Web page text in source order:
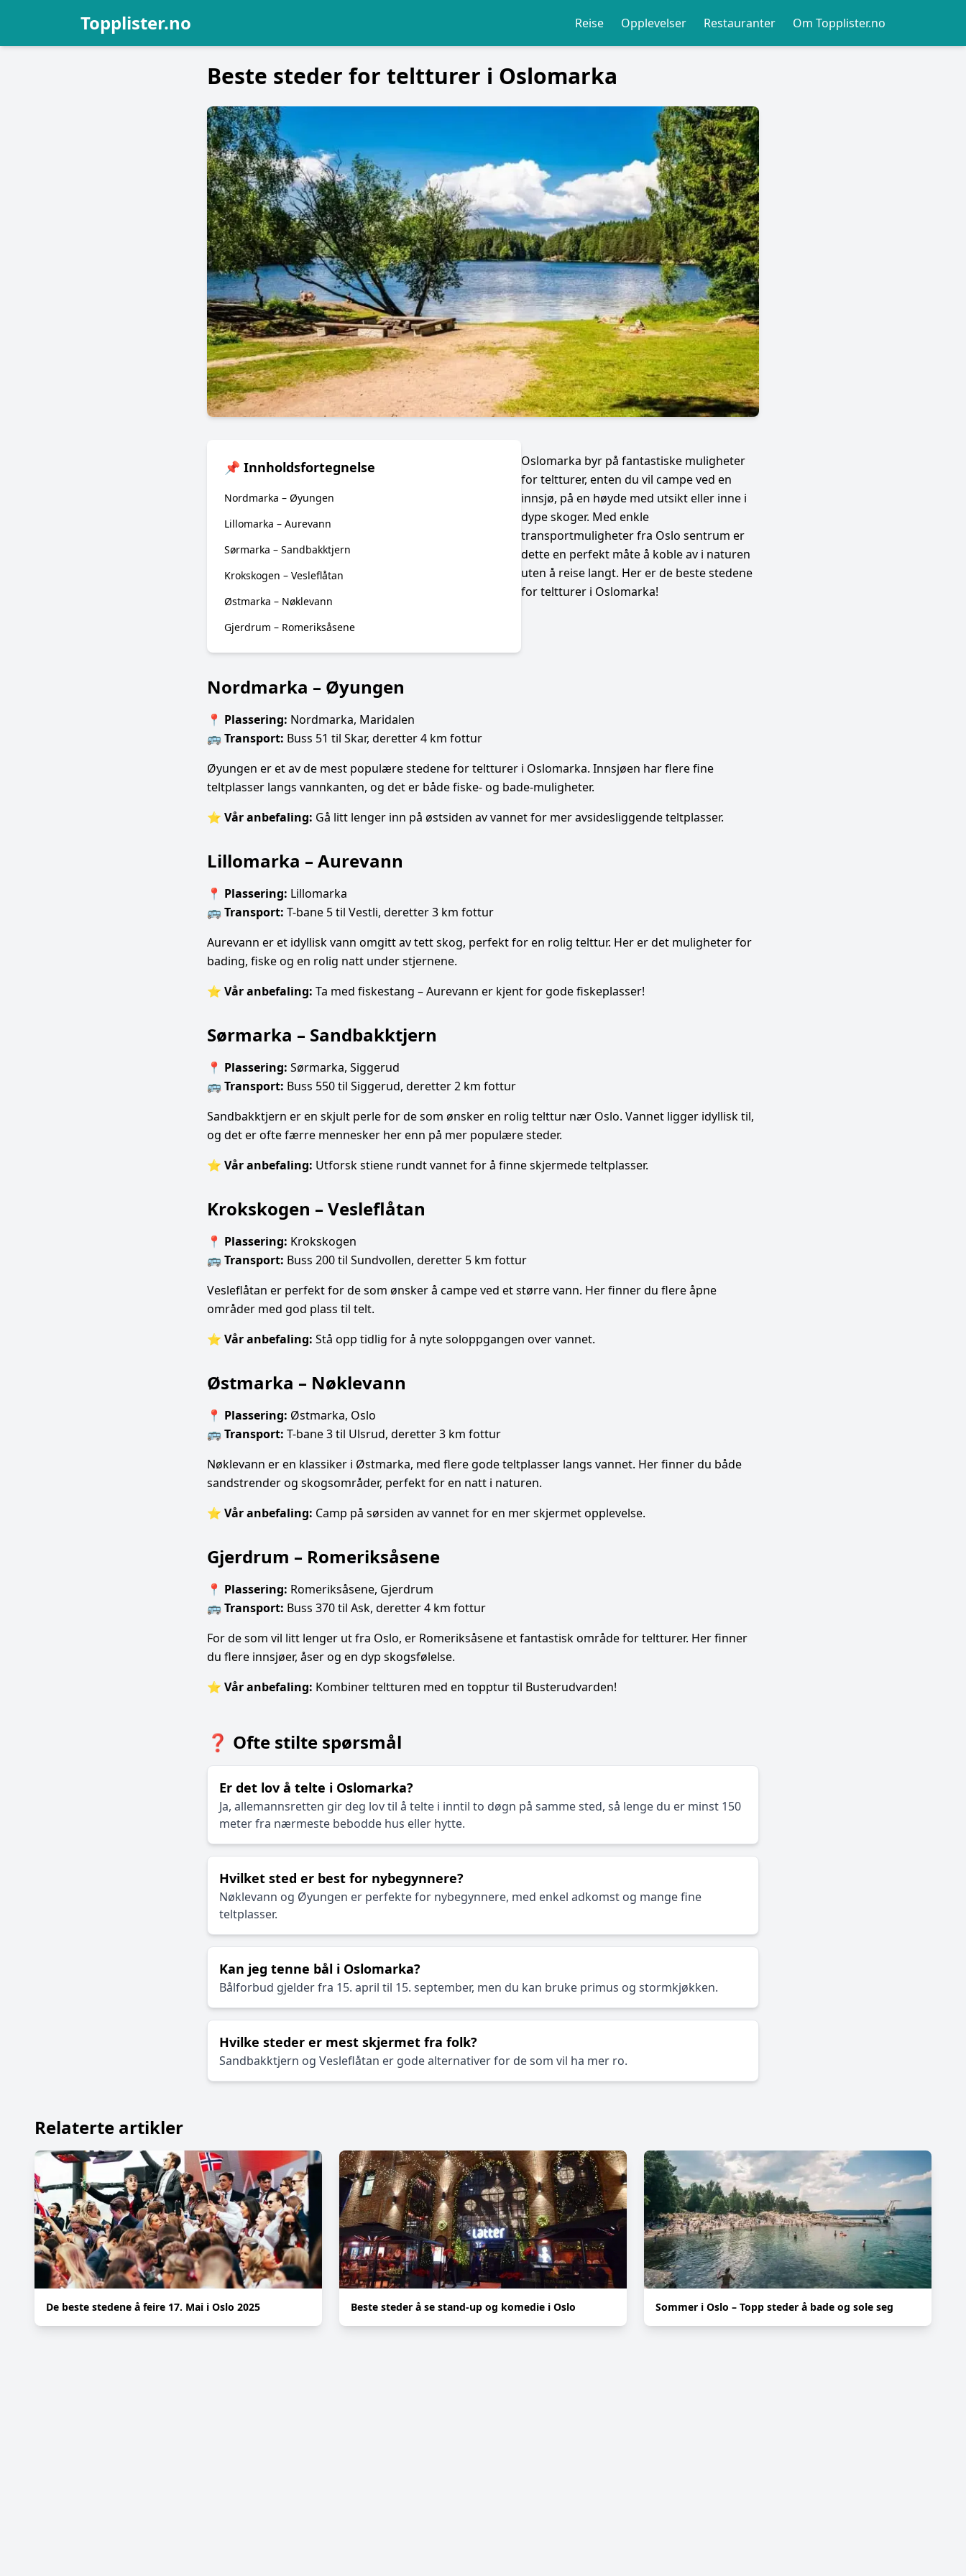
Topplister.no Reise Opplevelser Restauranter Om Topplister.no
Beste steder for teltturer i Oslomarka
📌 Innholdsfortegnelse
Nordmarka – Øyungen
Lillomarka – Aurevann
Sørmarka – Sandbakktjern
Krokskogen – Vesleflåtan
Østmarka – Nøklevann
Gjerdrum – Romeriksåsene
Oslomarka byr på fantastiske muligheter
for teltturer, enten du vil campe ved en
innsjø, på en høyde med utsikt eller inne i
dype skoger. Med enkle
transportmuligheter fra Oslo sentrum er
dette en perfekt måte å koble av i naturen
uten å reise langt. Her er de beste stedene
for teltturer i Oslomarka!
Nordmarka – Øyungen
📍 Plassering: Nordmarka, Maridalen
🚌Transport: Buss 51 til Skar, deretter 4 km fottur
Øyungen er et av de mest populære stedene for teltturer i Oslomarka. Innsjøen har flere fine
teltplasser langs vannkanten, og det er både fiske- og bade-muligheter.
⭐ Vår anbefaling: Gå litt lenger inn på østsiden av vannet for mer avsidesliggende teltplasser.
Lillomarka – Aurevann
📍 Plassering: Lillomarka
🚌Transport: T-bane 5 til Vestli, deretter 3 km fottur
Aurevann er et idyllisk vann omgitt av tett skog, perfekt for en rolig telttur. Her er det muligheter for
bading, fiske og en rolig natt under stjernene.
⭐ Vår anbefaling: Ta med fiskestang – Aurevann er kjent for gode fiskeplasser!
Sørmarka – Sandbakktjern
📍 Plassering: Sørmarka, Siggerud
🚌Transport: Buss 550 til Siggerud, deretter 2 km fottur
Sandbakktjern er en skjult perle for de som ønsker en rolig telttur nær Oslo. Vannet ligger idyllisk til,
og det er ofte færre mennesker her enn på mer populære steder.
⭐ Vår anbefaling: Utforsk stiene rundt vannet for å finne skjermede teltplasser.
Krokskogen – Vesleflåtan
📍 Plassering: Krokskogen
🚌Transport: Buss 200 til Sundvollen, deretter 5 km fottur
Vesleflåtan er perfekt for de som ønsker å campe ved et større vann. Her finner du flere åpne
områder med god plass til telt.
⭐ Vår anbefaling: Stå opp tidlig for å nyte soloppgangen over vannet.
Østmarka – Nøklevann
📍 Plassering: Østmarka, Oslo
🚌Transport: T-bane 3 til Ulsrud, deretter 3 km fottur
Nøklevann er en klassiker i Østmarka, med flere gode teltplasser langs vannet. Her finner du både
sandstrender og skogsområder, perfekt for en natt i naturen.
⭐ Vår anbefaling: Camp på sørsiden av vannet for en mer skjermet opplevelse.
Gjerdrum – Romeriksåsene
📍 Plassering: Romeriksåsene, Gjerdrum
🚌Transport: Buss 370 til Ask, deretter 4 km fottur
For de som vil litt lenger ut fra Oslo, er Romeriksåsene et fantastisk område for teltturer. Her finner
du flere innsjøer, åser og en dyp skogsfølelse.
⭐ Vår anbefaling: Kombiner teltturen med en topptur til Busterudvarden!
❓ Ofte stilte spørsmål
Er det lov å telte i Oslomarka?
Ja, allemannsretten gir deg lov til å telte i inntil to døgn på samme sted, så lenge du er minst 150
meter fra nærmeste bebodde hus eller hytte.
Hvilket sted er best for nybegynnere?
Nøklevann og Øyungen er perfekte for nybegynnere, med enkel adkomst og mange fine
teltplasser.
Kan jeg tenne bål i Oslomarka?
Bålforbud gjelder fra 15. april til 15. september, men du kan bruke primus og stormkjøkken.
Hvilke steder er mest skjermet fra folk?
Sandbakktjern og Vesleflåtan er gode alternativer for de som vil ha mer ro.
Relaterte artikler
De beste stedene å feire 17. Mai i Oslo 2025 Beste steder å se stand-up og komedie i Oslo Sommer i Oslo – Topp steder å bade og sole seg